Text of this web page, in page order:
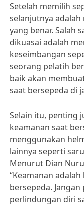
Setelah memilih
selanjutnya
yang benar. Salah
dikuasai adalah
keseimbangan
seorang pelatih
baik akan
saat bersepeda di
Selain itu, penting
keamanan saat
menggunakan
lainnya seperti
Menurut Dian
“Keamanan
bersepeda.
perlindungan diri